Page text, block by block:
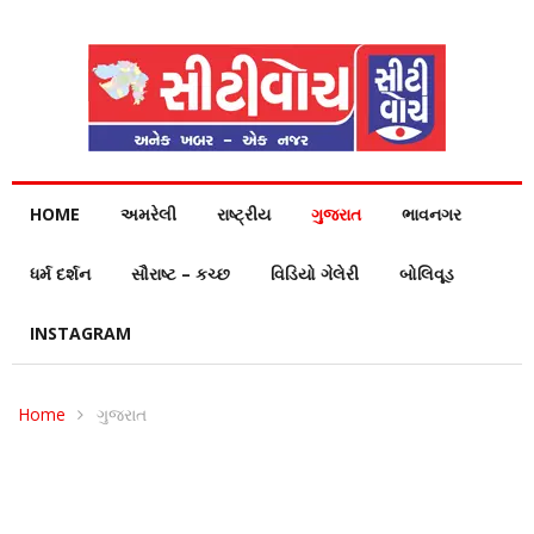
HOME અમરેલી રાષ્ટ્રીય ગુજરાત ભાવનગર
ધર્મ દર્શન સૌરાષ્ટ – કચ્છ વિડિયો ગેલેરી બોલિવૂડ
INSTAGRAM
Home ગુજરાત